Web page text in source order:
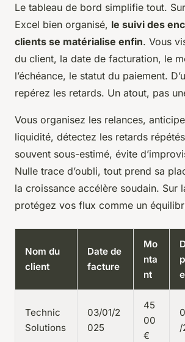
Le tableau de bord simplifie tout.
Excel bien organisé, le suivi des
clients se matérialise enfin. Vous
du client, la date de facturation, le
l’échéance, le statut du paiement.
repérez les retards. Un atout, pas
Vous organisez les relances,
liquidité, détectez les retards
souvent sous-estimé, évite
Nulle trace d’oubli, tout prend sa
la croissance accélère soudain. Sur
protégez vos flux comme un
Nom du
client
Date de
facture
Mo
nta
nt
e
Technic
Solutions
03/01/2
025
45
00
€
/